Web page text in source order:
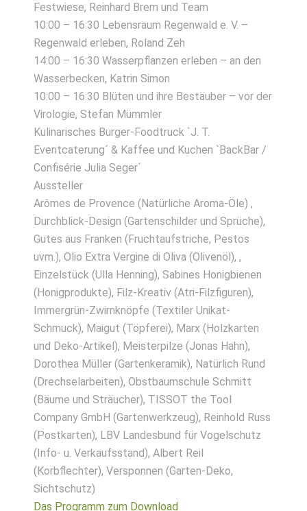
Festwiese, Reinhard Brem und Team
10:00 – 16:30 Lebensraum Regenwald e. V. –
Regenwald erleben, Roland Zeh
14:00 – 16:30 Wasserpflanzen erleben – an den
Wasserbecken, Katrin Simon
10:00 – 16:30 Blüten und ihre Bestäuber – vor der
Virologie, Stefan Mümmler
Kulinarisches Burger-Foodtruck `J. T.
Eventcaterung´ & Kaffee und Kuchen `BackBar /
Confisérie Julia Seger´
Aussteller
Arômes de Provence (Natürliche Aroma-Öle) ,
Durchblick-Design (Gartenschilder und Sprüche),
Gutes aus Franken (Fruchtaufstriche, Pestos
uvm.), Olio Extra Vergine di Oliva (Olivenöl), ,
Einzelstück (Ulla Henning), Sabines Honigbienen
(Honigprodukte), Filz-Kreativ (Atri-Filzfiguren),
Immergrün-Zwirnknöpfe (Textiler Unikat-
Schmuck), Maigut (Töpferei), Marx (Holzkarten
und Deko-Artikel), Meisterpilze (Jonas Hahn),
Dorothea Müller (Gartenkeramik), Natürlich Rund
(Drechselarbeiten), Obstbaumschule Schmitt
(Bäume und Sträucher), TISSOT the Tool
Company GmbH (Gartenwerkzeug), Reinhold Russ
(Postkarten), LBV Landesbund für Vogelschutz
(Info- u. Verkaufsstand), Albert Reil
(Korbflechter), Versponnen (Garten-Deko,
Sichtschutz)
Das Programm zum Download